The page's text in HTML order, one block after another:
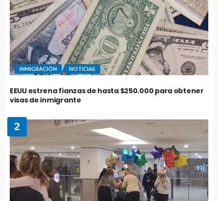
INMIGRACIÓN NOTICIAS
EEUU estrena fianzas de hasta $250.000 para obtener
visas de inmigrante
2